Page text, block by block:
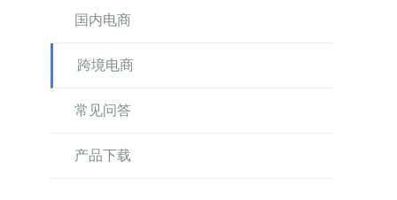
国内电商
跨境电商
常见问答
产品下载